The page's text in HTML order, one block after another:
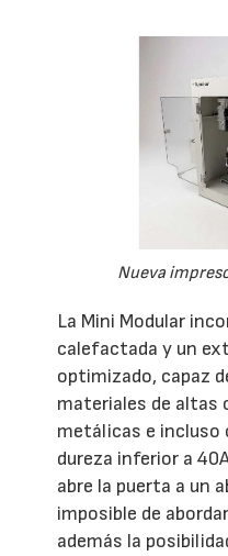
Nueva
La Mini Modular
calefactada y un
optimizado, capaz
materiales de altas
metálicas e incluso
dureza inferior a
abre la puerta a un
imposible de
además la